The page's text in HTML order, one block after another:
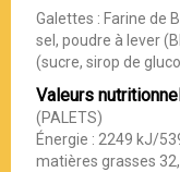
Galettes : Farine de
sel, poudre à lever
(sucre, sirop de
Valeurs
(PALETS)
Énergie : 2249 kJ/
matières grasses